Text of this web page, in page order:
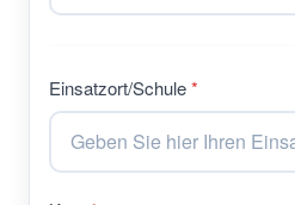
Einsatzort/Schule